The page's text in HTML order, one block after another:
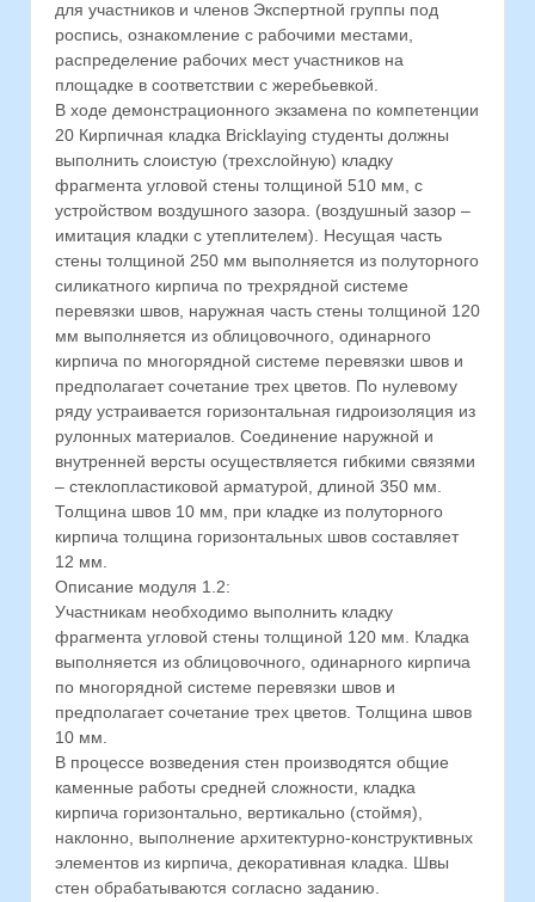
для участников и членов Экспертной группы под
роспись, ознакомление с рабочими местами,
распределение рабочих мест участников на
площадке в соответствии с жеребьевкой.
В ходе демонстрационного экзамена по компетенции
20 Кирпичная кладка Bricklaying студенты должны
выполнить слоистую (трехслойную) кладку
фрагмента угловой стены толщиной 510 мм, с
устройством воздушного зазора. (воздушный зазор –
имитация кладки с утеплителем). Несущая часть
стены толщиной 250 мм выполняется из полуторного
силикатного кирпича по трехрядной системе
перевязки швов, наружная часть стены толщиной 120
мм выполняется из облицовочного, одинарного
кирпича по многорядной системе перевязки швов и
предполагает сочетание трех цветов. По нулевому
ряду устраивается горизонтальная гидроизоляция из
рулонных материалов. Соединение наружной и
внутренней версты осуществляется гибкими связями
– стеклопластиковой арматурой, длиной 350 мм.
Толщина швов 10 мм, при кладке из полуторного
кирпича толщина горизонтальных швов составляет
12 мм.
Описание модуля 1.2:
Участникам необходимо выполнить кладку
фрагмента угловой стены толщиной 120 мм. Кладка
выполняется из облицовочного, одинарного кирпича
по многорядной системе перевязки швов и
предполагает сочетание трех цветов. Толщина швов
10 мм.
В процессе возведения стен производятся общие
каменные работы средней сложности, кладка
кирпича горизонтально, вертикально (стоймя),
наклонно, выполнение архитектурно-конструктивных
элементов из кирпича, декоративная кладка. Швы
стен обрабатываются согласно заданию.